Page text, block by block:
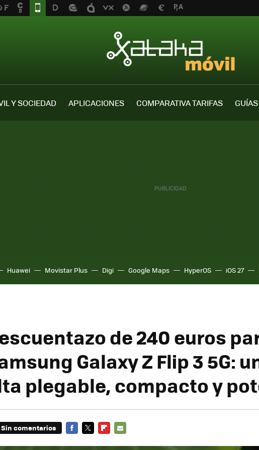
Y SOCIEDAD APLICACIONES COMPARATIVA TARIFAS
Huawei Movistar Plus Digi Google Maps HyperOS iOS 27
de 240 euros
Galaxy Z Flip 3 5G:
plegable, compacto y
Sin comentarios